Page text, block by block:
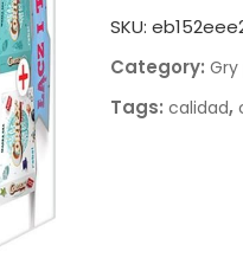
SKU:
Category: Gry
Tags: calidad,